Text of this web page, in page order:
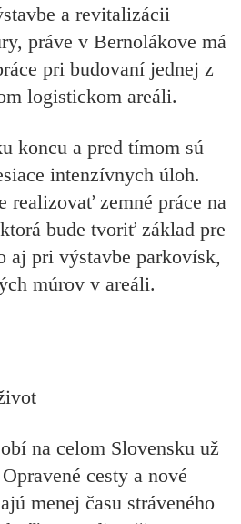
a revitalizácii
práve v Bernolákove má
pri budovaní jednej z
logistickom areáli.
koncu a pred tímom sú
intenzívnych úloh.
realizovať zemné práce na
bude tvoriť základ pre
aj pri výstavbe parkovísk,
múrov v areáli.
na celom Slovensku už
cesty a nové
menej času stráveného